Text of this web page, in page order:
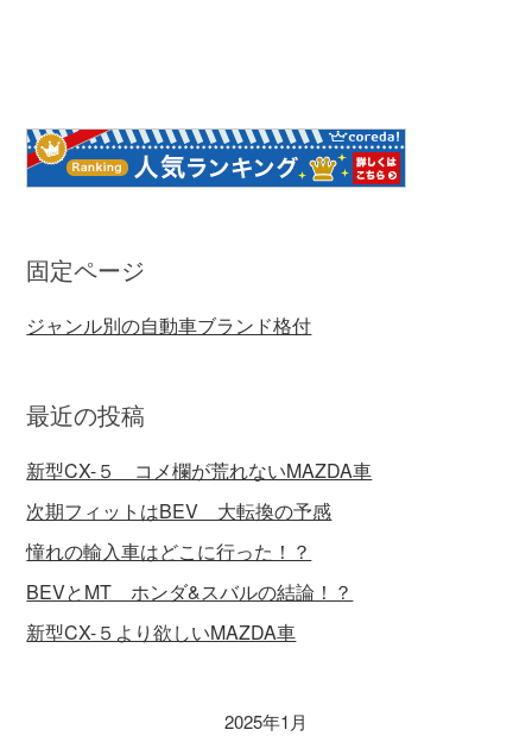
固定ページ
ジャンル別の自動車ブランド格付
最近の投稿
新型CX-５ コメ欄が荒れないMAZDA車
次期フィットはBEV 大転換の予感
憧れの輸入車はどこに行った！？
BEVとMT ホンダ&スバルの結論！？
新型CX-５より欲しいMAZDA車
2025年1月